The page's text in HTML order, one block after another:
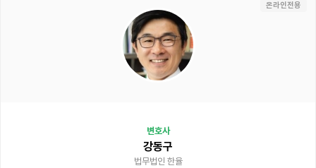
온라인전용
변호사
강동구
법무법인 한율